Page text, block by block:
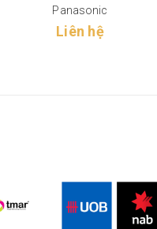
Panasonic
Liên hệ